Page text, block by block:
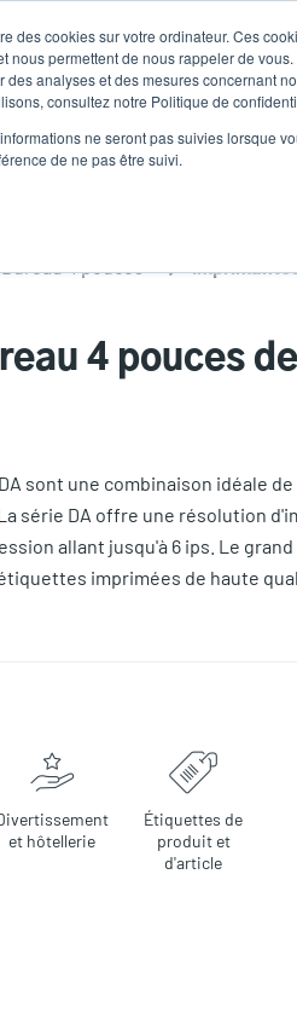
des cookies sur votre ordinateur. Ces
nous permettent de nous rappeler de
des analyses et des mesures concernant
consultez notre Politique de
ne seront pas suivies lorsque
de ne pas être suivi.
Bureau 4 pouces
4 pouces
sont une combinaison idéale
série DA offre une résolution
allant jusqu'à 6 ips. Le
imprimées de haute
et hôtellerie
Étiquettes de
produit et
d'article